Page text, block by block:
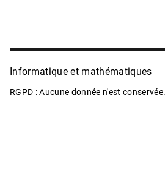
Informatique et mathématiques
RGPD : Aucune donnée n'est conservée.